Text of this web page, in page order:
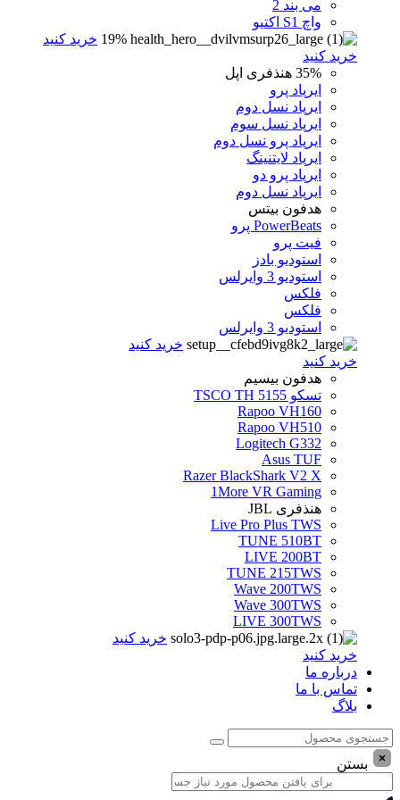
می بند 2
واچ S1 اکتیو
19% خرید کنید
خرید کنید
35% هنذفری اپل
ایرپاد پرو
ایرپاد نسل دوم
ایرپاد نسل سوم
ایرپاد پرو نسل دوم
ایرپاد لایتنینگ
ایرپاد پرو دو
ایرپاد نسل دوم
هدفون بیتس
PowerBeats پرو
فیت پرو
استودیو بادز
استودیو 3 وایرلس
فلکس
فلکس
استودیو 3 وایرلس
خرید کنید
خرید کنید
هدفون بیسیم
تسکو TSCO TH 5155
Rapoo VH160
Rapoo VH510
Logitech G332
Asus TUF
Razer BlackShark V2 X
1More VR Gaming
هنذفری JBL
Live Pro Plus TWS
TUNE 510BT
LIVE 200BT
TUNE 215TWS
Wave 200TWS
Wave 300TWS
LIVE 300TWS
خرید کنید
خرید کنید
درباره ما
تماس با ما
بلاگ
بستن